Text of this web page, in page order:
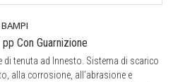
BAMPI
Con Guarnizione
di tenuta ad Innesto. Sistema di scarico
alla corrosione, all’abrasione e